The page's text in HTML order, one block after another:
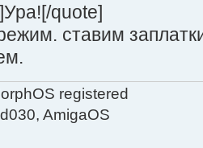
quote]
ставим
registered
AmigaOS